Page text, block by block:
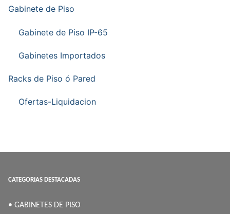
Gabinete de Piso
Gabinete de Piso IP-65
Gabinetes Importados
Racks de Piso ó Pared
Ofertas-Liquidacion
CATEGORIAS DESTACADAS
• GABINETES DE PISO